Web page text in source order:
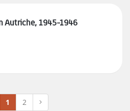
Autriche, 1945-1946
1 2